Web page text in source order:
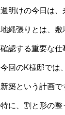
週明けの今日は、
地縄張りとは、
確認する重要な仕
今回のK様邸では
新築という計画で
特に、割と形の